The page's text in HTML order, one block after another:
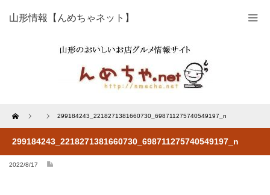
山形情報【んめちゃネット】
Home 299184243_2218271381660730_698711275740549197_n
299184243_2218271381660730_698711275740549197_n
2022/8/17